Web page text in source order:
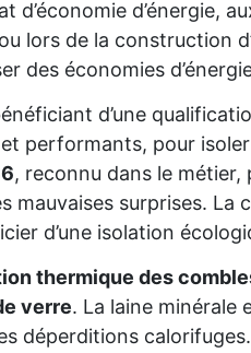
d’énergie,
lors de la construction
des économies
d’une
performants, pour
, reconnu dans le
mauvaises surprises. La
d’une isolation
thermique des
verre. La laine minérale
déperditions